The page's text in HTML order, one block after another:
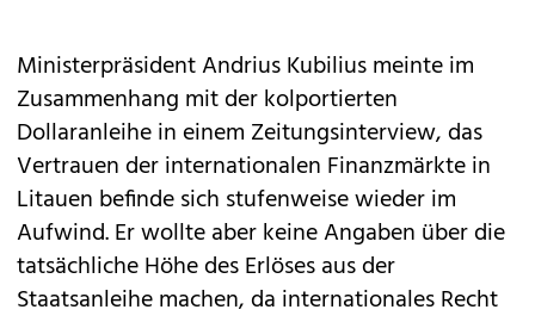
Ministerpräsident Andrius Kubilius meinte im
Zusammenhang mit der kolportierten
Dollaranleihe in einem Zeitungsinterview, das
Vertrauen der internationalen Finanzmärkte in
Litauen befinde sich stufenweise wieder im
Aufwind. Er wollte aber keine Angaben über die
tatsächliche Höhe des Erlöses aus der
Staatsanleihe machen, da internationales Recht